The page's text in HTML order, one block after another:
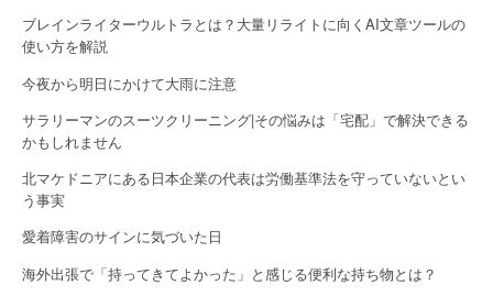
ブレインライターウルトラとは？大量リライトに向くAI文章ツールの
使い方を解説
今夜から明日にかけて大雨に注意
サラリーマンのスーツクリーニング|その悩みは「宅配」で解決できる
かもしれません
北マケドニアにある日本企業の代表は労働基準法を守っていないとい
う事実
愛着障害のサインに気づいた日
海外出張で「持ってきてよかった」と感じる便利な持ち物とは？